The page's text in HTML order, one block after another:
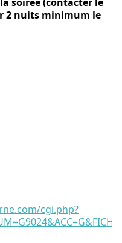
2 nuits minimum le
cgi.php?